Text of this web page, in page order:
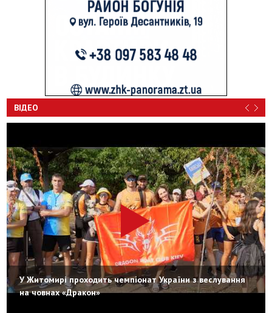
ВІДЕО
У Житомирі проходить чемпіонат України з веслування
на човнах «Дракон»